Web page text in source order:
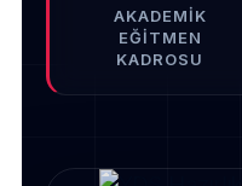
AKADEMIK
EĞITMEN
KADROSU